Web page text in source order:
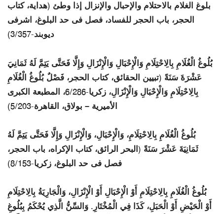
‌بلوغ ‌الغلام بالاحتلام والإحبال والإنزال إذا وطئ (هداية، كتاب
الحجر، باب الحجر للفساد، فصل فى حد البلوغ، اشرفى
ديوبند-3/357)
‌بُلُوغُ ‌الْغُلَامِ بِالِاحْتِلَامِ وَالْإِحْبَالِ وَالْإِنْزَالِ وَإِلَّا فَحَتَّى يَتِمَّ لَهُ ثَمَانِيَ
عَشْرَةَ سَنَةً (تبيين الحقائق، كتاب الحجر، فَصْلٌ ‌بُلُوغُ ‌الْغُلَامِ
بِالِاحْتِلَامِ وَالْإِحْبَالِ وَالْإِنْزَالِ، زكريا-6/286، المطبعة الكبرى
الأميرية – بولاق، القاهرة-5/203)
‌بُلُوغُ ‌الْغُلَامِ بِالِاحْتِلَامِ، وَالْإِحْبَالِ، وَالْإِنْزَالِ وَإِلَّا فَحَتَّى يَتِمَّ لَهُ
ثَمَانِيَةَ عَشْرَ سَنَةً (البحر الرائق، كتاب الإكراه، باب الحجر،
فصل فى حد البلوغ، زكريا-8/153)
‌بُلُوغُ ‌الْغُلَامِ بِالِاحْتِلَامِ أَوْ الْإِحْبَالِ أَوْ الْإِنْزَالِ، وَالْجَارِيَةُ بِالِاحْتِلَامِ
أَوْ الْحَيْضِ أَوْ الْحَبَلِ، كَذَا فِي الْمُخْتَارِ. وَالسِّنُّ الَّذِي يُحْكَمُ بِبُلُوغِ